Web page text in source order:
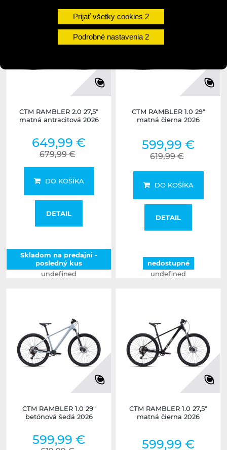
Prijať všetky cookies
Podrobné nastavenia
CTM RAMBLER 2.0 27,5"
matná antracitová 2026
649,99 €
679,99 €
DO KOŠÍKA
DETAIL
Skladom na predajni -
posledný kus
undefined
CTM RAMBLER 1.0 29"
matná čierna 2026
599,99 €
619,99 €
DO KOŠÍKA
DETAIL
nedostupné
undefined
CTM RAMBLER 1.0 29"
betónová šedá 2026
599,99 €
CTM RAMBLER 1.0 27,5"
matná čierna 2026
599,99 €